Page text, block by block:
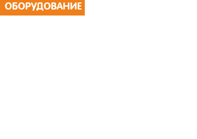
ОБОРУДОВАНИЕ